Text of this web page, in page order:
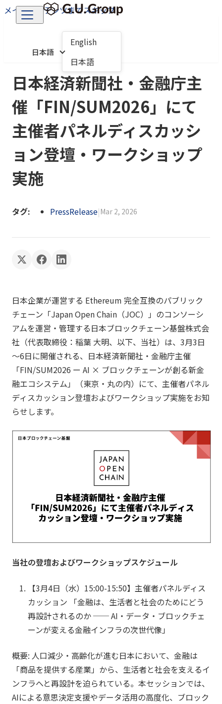
メインコンテンツまでスキップ
日本語
English
日本語
日本経済新聞社・金融庁主
催「FIN/SUM2026」にて
主催者パネルディスカッシ
ョン登壇・ワークショップ
実施
タグ: PressRelease|Mar 2, 2026
日本企業が運営する Ethereum 完全互換のパブリック
チェーン「Japan Open Chain（JOC）」のコンソーシ
アムを運営・管理する日本ブロックチェーン基盤株式会
社（代表取締役：稲葉 大明、以下、当社）は、3月3日
～6日に開催される、日本経済新聞社・金融庁主催
「FIN/SUM2026 ー AI × ブロックチェーンが創る新金
融エコシステム」（東京・丸の内）にて、主催者パネル
ディスカッション登壇およびワークショップ実施をお知
らせします。
当社の登壇およびワークショップスケジュール
【3月4日（水）15:00-15:50】 主催者パネルディス
カッション
「金融は、生活者と社会のためにどう
再設計されるのか ── AI・データ・ブロックチェ
ーンが変える金融インフラの次世代像」
概要: 人口減少・高齢化が進む日本において、金融は
「商品を提供する産業」から、生活者と社会を支えるイ
ンフラへと再設計を迫られている。本セッションでは、
AIによる意思決定支援やデータ活用の高度化、ブロック